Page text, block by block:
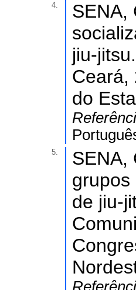
4.
SENA,
jiu-
Ceará,
do
5.
SENA,
grupos
de jiu-